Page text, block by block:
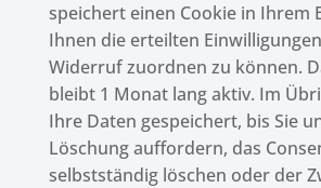
spei­chert einen Cookie in Ihrem
Ihnen die erteil­ten
Wider­ruf zuord­nen zu können.
bleibt 1 Monat lang aktiv. Im
Ihre Daten gespei­chert, bis Sie
Löschung auffor­dern, das
selbst­stän­dig löschen oder der